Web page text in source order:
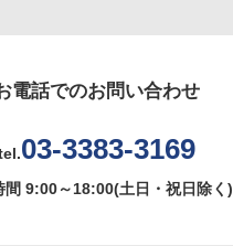
電話でのお問い合わせ
03-3383-3169
間 9:00～18:00(土日・祝日除く)